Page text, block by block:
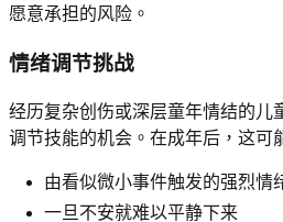
愿意承担的风险。
情绪调节挑战
经历复杂创伤或深层童年情结的儿
调节技能的机会。在成年后，这可
由看似微小事件触发的强烈情
一旦不安就难以平静下来